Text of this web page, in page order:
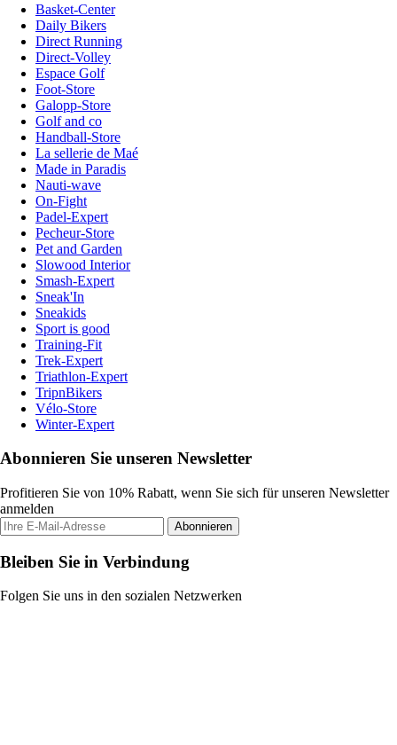
Basket-Center
Daily Bikers
Direct Running
Direct-Volley
Espace Golf
Foot-Store
Galopp-Store
Golf and co
Handball-Store
La sellerie de Maé
Made in Paradis
Nauti-wave
On-Fight
Padel-Expert
Pecheur-Store
Pet and Garden
Slowood Interior
Smash-Expert
Sneak'In
Sneakids
Sport is good
Training-Fit
Trek-Expert
Triathlon-Expert
TripnBikers
Vélo-Store
Winter-Expert
Abonnieren Sie unseren Newsletter
Profitieren Sie von 10% Rabatt, wenn Sie sich für unseren Newsletter
anmelden
Abonnieren
Bleiben Sie in Verbindung
Folgen Sie uns in den sozialen Netzwerken